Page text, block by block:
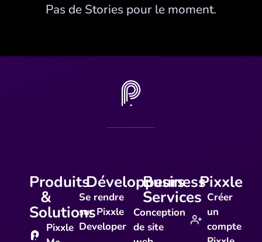
Pas de Stories pour le moment.
Produits
&
Solutions
Pixxle
Développeurs
Se rendre
sur Pixxle
Developer
Business
Services
Conception
de site
Pixxle
Créer
un
compte